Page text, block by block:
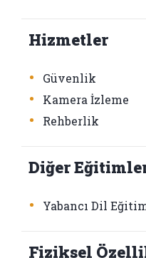
Hizmetler
• Güvenlik
• Kamera İzleme
• Rehberlik
Diğer
• Yabancı Dil
Fiziksel